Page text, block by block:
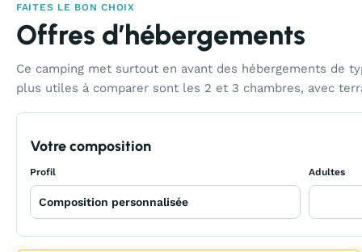
FAITES LE BON CHOIX
Offres d’hébergements
Ce camping met surtout en avant des hébergements de
plus utiles à comparer sont les 2 et 3 chambres, avec
Votre composition
Profil Adultes